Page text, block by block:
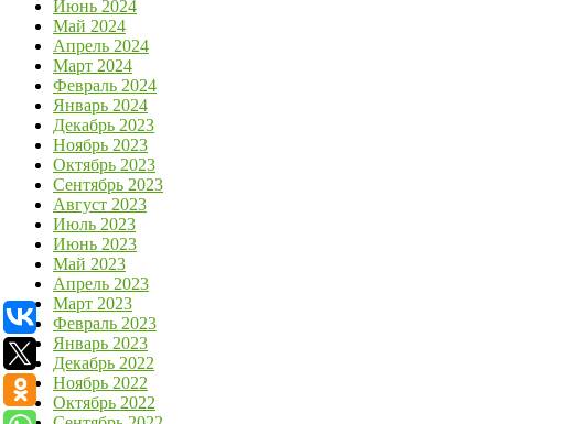
Июнь 2024
Май 2024
Апрель 2024
Март 2024
Февраль 2024
Январь 2024
Декабрь 2023
Ноябрь 2023
Октябрь 2023
Сентябрь 2023
Август 2023
Июль 2023
Июнь 2023
Май 2023
Апрель 2023
Март 2023
Февраль 2023
Январь 2023
Декабрь 2022
Ноябрь 2022
Октябрь 2022